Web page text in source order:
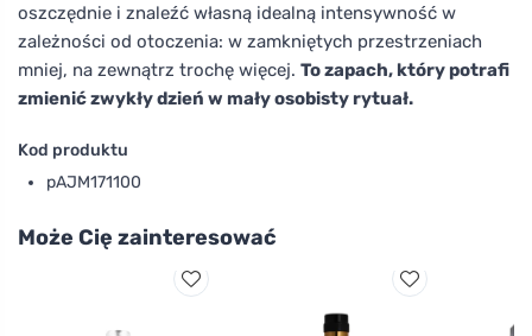
oszczędnie i znaleźć własną idealną intensywność w
zależności od otoczenia: w zamkniętych przestrzeniach
mniej, na zewnątrz trochę więcej. To zapach, który potrafi
zmienić zwykły dzień w mały osobisty rytuał.
Kod produktu
pAJM171100
Może Cię zainteresować